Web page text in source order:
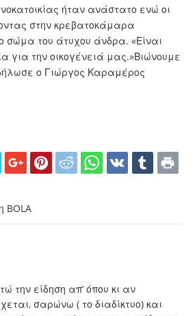
ήταν ανάστατο ενώ οι
στην κρεβατοκάμαρα
σώμα του άτυχου άνδρα. «Είναι
για την οικογένειά μας.»Βιώνουμε
ο Γιώργος Καραμέρος
BOLA
την είδηση απ’ όπου κι αν
σαρώνω ( το διαδίκτυο) και